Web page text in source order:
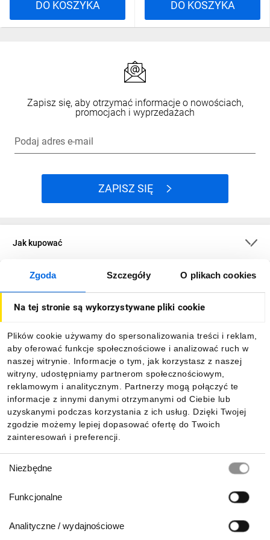
Zgoda Szczegóły O plikach cookies
Na tej stronie są wykorzystywane pliki cookie
Plików cookie używamy do spersonalizowania treści i reklam,
aby oferować funkcje społecznościowe i analizować ruch w
naszej witrynie. Informacje o tym, jak korzystasz z naszej
witryny, udostępniamy partnerom społecznościowym,
reklamowym i analitycznym. Partnerzy mogą połączyć te
informacje z innymi danymi otrzymanymi od Ciebie lub
uzyskanymi podczas korzystania z ich usług. Dzięki Twojej
zgodzie możemy lepiej dopasować ofertę do Twoich
zainteresowań i preferencji.
zgody
Niezbędne
Funkcjonalne
Analityczne / wydajnościowe
DO KOSZYKA DO KOSZYKA
Zapisz się, aby otrzymać informacje o nowościach,
promocjach i wyprzedażach
Podaj adres e-mail
ZAPISZ SIĘ
Jak kupować
O firmie
Informacje
Pobierz naszą aplikację mobilną: